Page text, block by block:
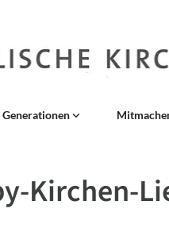
Generationen
Kirchen-